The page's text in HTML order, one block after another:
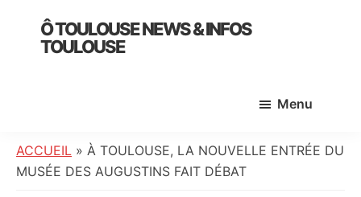
primary
Ô TOULOUSE NEWS & INFOS
TOULOUSE
:
info
Menu
ACCUEIL » À TOULOUSE, LA NOUVELLE ENTRÉE DU
MUSÉE DES AUGUSTINS FAIT DÉBAT